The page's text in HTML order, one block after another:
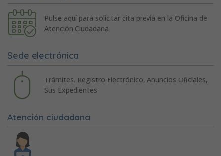
Pulse aquí para solicitar cita previa en la Oficina de
Atención Ciudadana
Sede electrónica
Trámites, Registro Electrónico, Anuncios Oficiales,
Sus Expedientes
Atención ciudadana